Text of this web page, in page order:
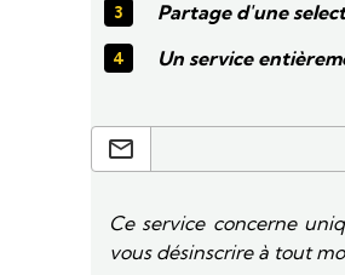
Partage d'une
Un service
Ce service concerne
vous désinscrire à tout